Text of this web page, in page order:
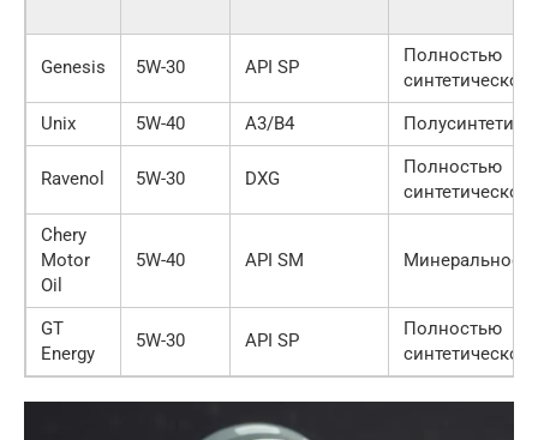
Genesis 5W-30 API SP
Полностью
синтетическое
Unix
5W-40 A3/B4
Ravenol 5W-30 DXG
Полностью
синтетическое
Chery
Motor
Oil
5W-40 API SM Минеральное
GT
Energy
5W-30 API SP
Полностью
синтетическое